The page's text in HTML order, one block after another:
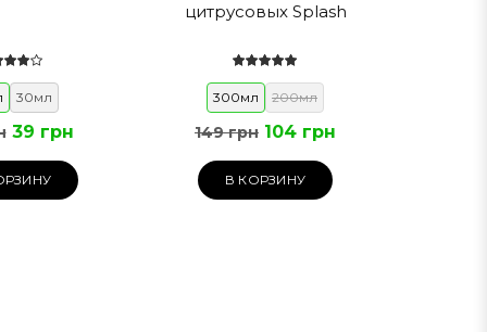
30мл
39 грн
цитрусовых Splash
300мл 200мл
149 грн 104 грн
В КОРЗИНУ